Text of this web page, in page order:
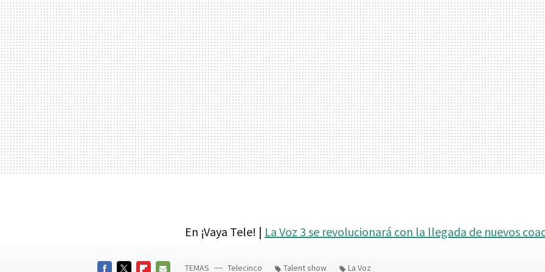
En ¡Vaya Tele! | La Voz 3 se revolucionará con la llegada de nuevos
TEMAS Telecinco Talent show La Voz